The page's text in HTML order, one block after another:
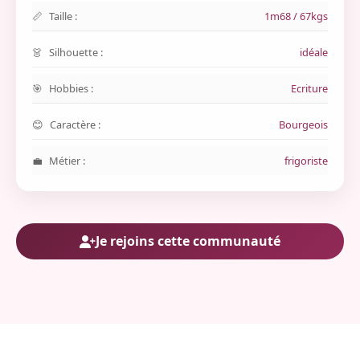
Taille : 1m68 / 67kgs
Silhouette : idéale
Hobbies : Ecriture
Caractère : Bourgeois
Métier : frigoriste
Je rejoins cette communauté